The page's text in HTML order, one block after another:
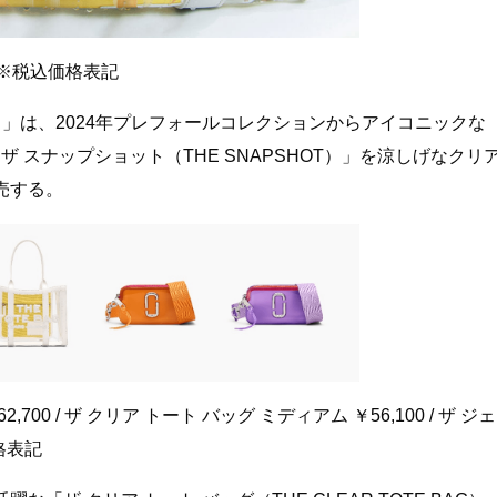
※税込価格表記
は、2024年プレフォールコレクションからアイコニックな
スナップショット（THE SNAPSHOT）」を涼しげなクリ
る。
/ ザ クリア トート バッグ ミディアム ￥56,100 / ザ ジェ
表記